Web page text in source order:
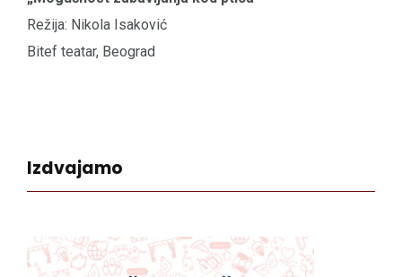
Režija: Nikola Isaković
Bitef teatar, Beograd
Izdvajamo